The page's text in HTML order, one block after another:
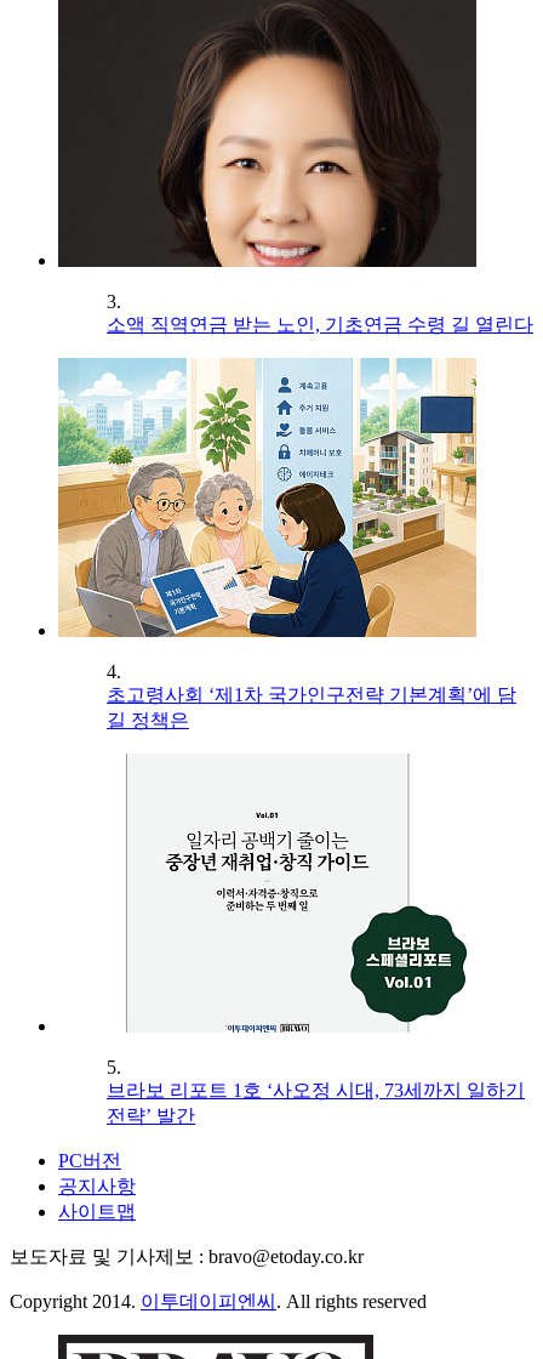
3.
소액 직역연금 받는 노인, 기초연금 수령 길 열린다
4.
초고령사회 ‘제1차 국가인구전략 기본계획’에 담
길 정책은
5.
브라보 리포트 1호 ‘사오정 시대, 73세까지 일하기
전략’ 발간
PC버전
공지사항
사이트맵
보도자료 및 기사제보 : bravo@etoday.co.kr
Copyright 2014. 이투데이피엔씨 . All rights reserved